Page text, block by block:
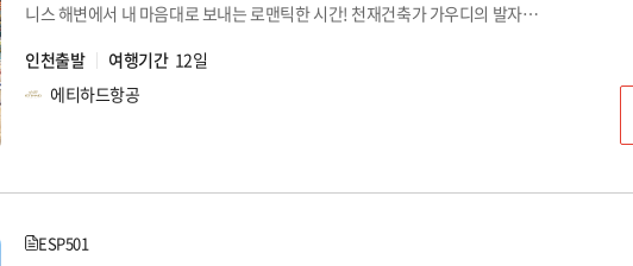
니스 해변에서 내 마음대로 보내는 로맨틱한 시간! 천재건축가 가우디의 발자취를 따라가는 여행, 두바이/스페인/포르투갈/남프랑스/모나코 5국
인천출발
여행기간 12일
에티하드항공
ESP501